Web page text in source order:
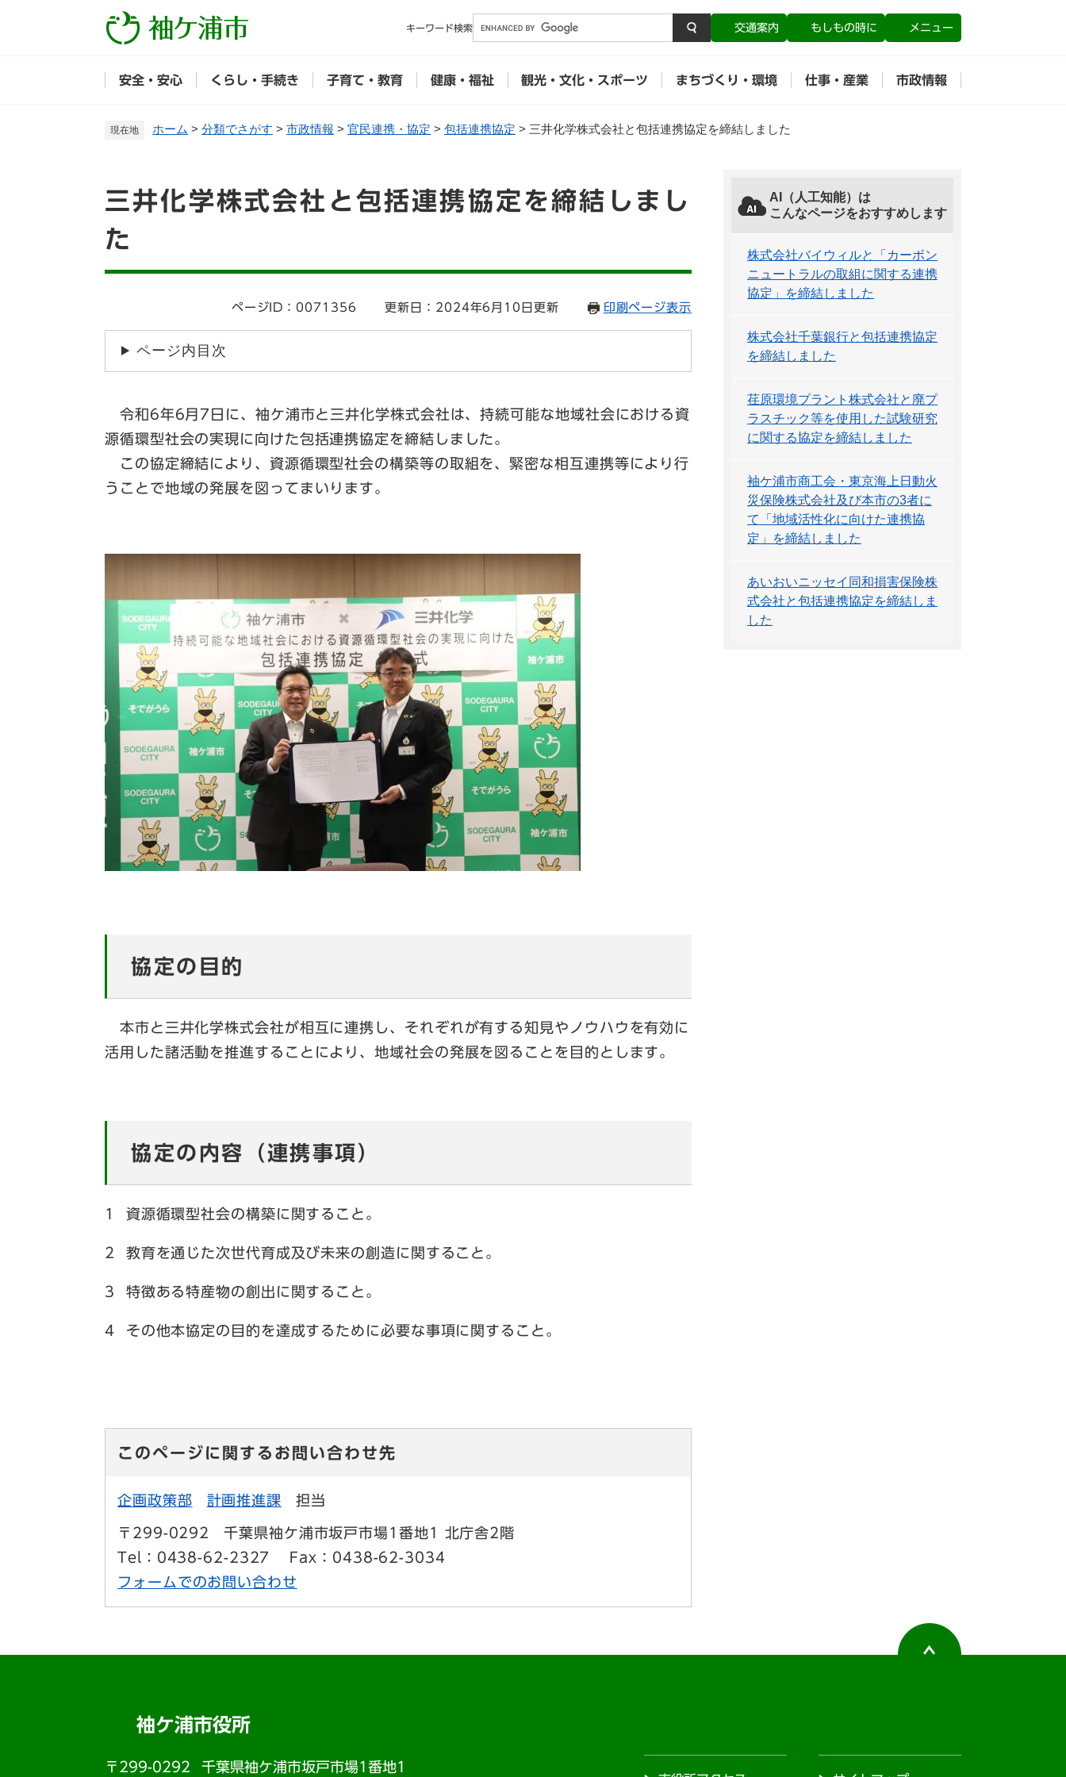
メニューを飛ばして本文へ
キーワード検索 交通案内 もしもの時に メニュー
安全・安心 くらし・手続き 子育て・教育 健康・福祉 観光・文化・スポーツ まちづくり・環境 仕事・産業 市政情報
現在地 ホーム > 分類でさがす > 市政情報 > 官民連携・協定 > 包括連携協定 > 三井化学株式会社と包括連携協定を締結しました
文
三井化学株式会社と包括連携協定を締結しまし
た
ページID：0071356 更新日：2024年6月10日更新 印刷ページ表示
ページ内目次
令和6年6月7日に、袖ケ浦市と三井化学株式会社は、持続可能な地域社会における資
源循環型社会の実現に向けた包括連携協定を締結しました。
この協定締結により、資源循環型社会の構築等の取組を、緊密な相互連携等により行
うことで地域の発展を図ってまいります。
協定の目的
本市と三井化学株式会社が相互に連携し、それぞれが有する知見やノウハウを有効に
活用した諸活動を推進することにより、地域社会の発展を図ることを目的とします。
協定の内容（連携事項）
1 資源循環型社会の構築に関すること。
2 教育を通じた次世代育成及び未来の創造に関すること。
3 特徴ある特産物の創出に関すること。
4 その他本協定の目的を達成するために必要な事項に関すること。
このページに関するお問い合わせ先
企画政策部 計画推進課 担当
〒299-0292
千葉県袖ケ浦市坂戸市場1番地1 北庁舎2階
Tel：0438-62-2327
Fax：0438-62-3034
フォームでのお問い合わせ
AI（人工知能）は
こんなページをおすすめします
株式会社バイウィルと「カーボン
ニュートラルの取組に関する連携
協定」を締結しました
株式会社千葉銀行と包括連携協定
を締結しました
荏原環境プラント株式会社と廃プ
ラスチック等を使用した試験研究
に関する協定を締結しました
袖ケ浦市商工会・東京海上日動火
災保険株式会社及び本市の3者に
て「地域活性化に向けた連携協
定」を締結しました
あいおいニッセイ同和損害保険株
式会社と包括連携協定を締結しま
した
袖ケ浦市役所
〒299-0292 千葉県袖ケ浦市坂戸市場1番地1